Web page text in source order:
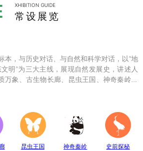
XHIBITION GUIDE
常设展览
本，与历史对话、与自然和科学对话，以“地
文明”为三大主线，展现自然发展史，讲述人
万象、古生物长廊、昆虫王国、神奇秦岭、
命之光七个常设展厅，陈列有岩石鼻祖紫苏
有鱼龙、翼龙、马门溪龙、似银杏、新芦木
熊猫、金丝猴、羚牛、朱鹮、珙桐、独叶草
出一幅绚丽多姿的地球生命物种演化图。
昆虫王国 神奇秦岭 史前探秘